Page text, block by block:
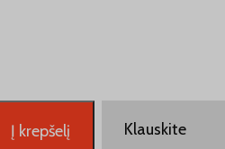
Į krepšelį Klauskite